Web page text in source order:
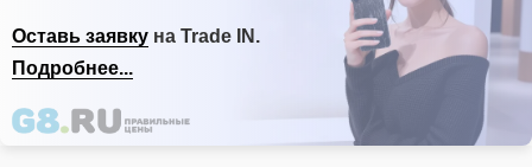
Оставь заявку на Trade IN.
Подробнее...